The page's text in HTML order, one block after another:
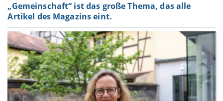
„Gemeinschaft“ ist das große Thema, das alle
Artikel des Magazins eint.